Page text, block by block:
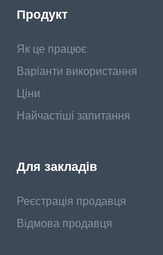
Продукт
Як це працює
Варіанти використання
Ціни
Найчастіші запитання
Для закладів
Реєстрація продавця
Відмова продавця